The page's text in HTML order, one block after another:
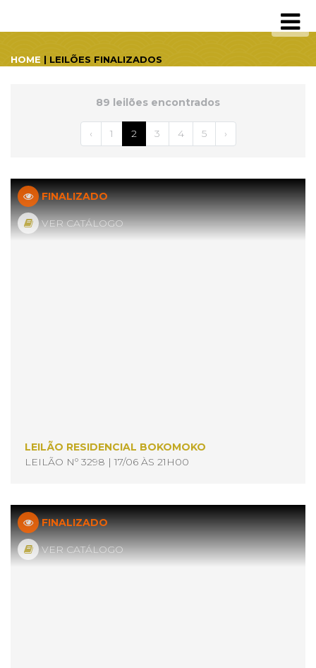
HOME | LEILÕES FINALIZADOS
89 leilões encontrados
‹ 1 2 3 4 5 ›
LEILÃO RESIDENCIAL BOKOMOKO
LEILÃO Nº 3298 | 17/06 ÀS 21H00
FINALIZADO
VER CATÁLOGO
FINALIZADO
VER CATÁLOGO